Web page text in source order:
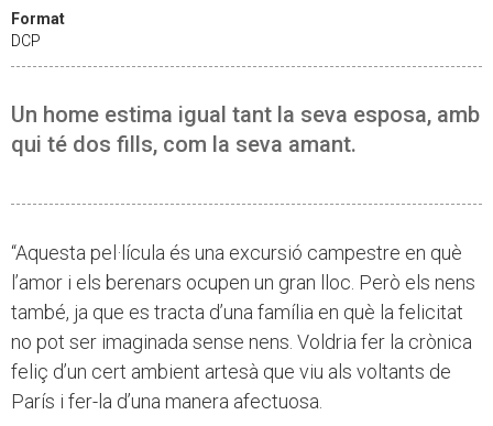
Format
DCP
Un home estima igual tant la seva esposa, amb
qui té dos fills, com la seva amant.
“Aquesta pel·lícula és una excursió campestre en què
l’amor i els berenars ocupen un gran lloc. Però els nens
també, ja que es tracta d’una família en què la felicitat
no pot ser imaginada sense nens. Voldria fer la crònica
feliç d’un cert ambient artesà que viu als voltants de
París i fer-la d’una manera afectuosa.